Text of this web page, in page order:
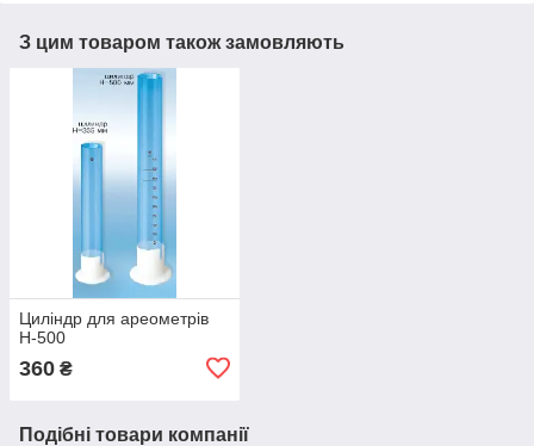
З цим товаром також замовляють
Циліндр для ареометрів
Н-500
360 ₴
Подібні товари компанії